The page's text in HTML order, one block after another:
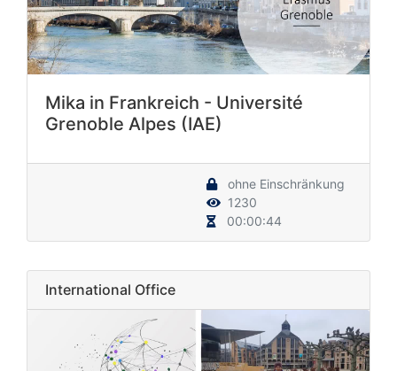
Mika in Frankreich - Université
Grenoble Alpes (IAE)
ohne Einschränkung
1230
00:00:44
International Office